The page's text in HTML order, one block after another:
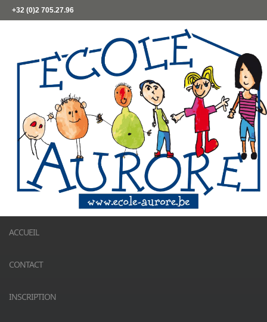
+32 (0)2 705.27.96
ACCUEIL
CONTACT
INSCRIPTION